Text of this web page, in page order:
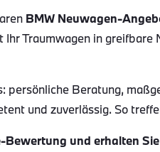
BMW Neuwagen-
Ihr Traumwagen in greifbare
persönliche Beratung,
und zuverlässig. So
Bewertung und erhalten